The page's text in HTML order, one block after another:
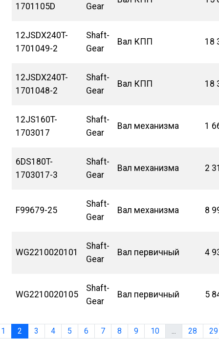
1701105D Gear
12JSDX240T-
1701049-2
Shaft-
Gear
Вал КПП 18
12JSDX240T-
1701048-2
Shaft-
Gear
Вал КПП 18
12JS160T-
1703017
Shaft-
Gear
Вал механизма 1
6DS180T-
1703017-3
Shaft-
Gear
Вал механизма 2
F99679-25
Shaft-
Gear
Вал механизма 8
WG2210020101
Shaft-
Gear
Вал первичный 4
WG2210020105
Shaft-
Gear
Вал первичный 5
1 2 3 4 5 6 7 8 9 10 ... 28 29